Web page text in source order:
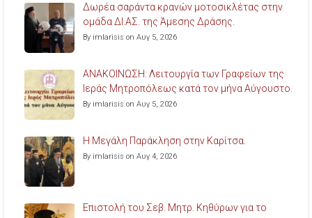
Δωρέα σαράντα κρανών μοτοσικλέτας στην
ομάδα ΔΙ.ΑΣ. της Άμεσης Δράσης.
By imlarisis on Αυγ 5, 2026
ΑΝΑΚΟΙΝΩΣΗ: Λειτουργία των Γραφείων της
Ιεράς Μητροπόλεως κατά τον μήνα Αύγουστο.
By imlarisis on Αυγ 5, 2026
Η Μεγάλη Παράκληση στην Καρίτσα.
By imlarisis on Αυγ 4, 2026
Επιστολή του Σεβ. Μητρ. Κηθύρων για το